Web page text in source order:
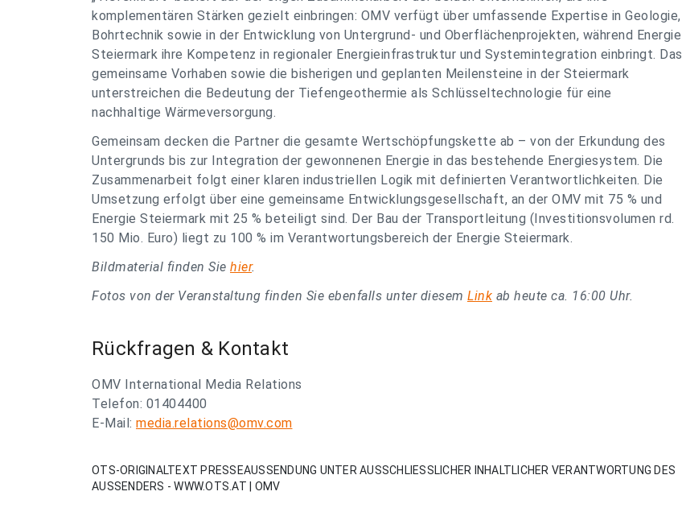
komplementären Stärken gezielt einbringen: OMV verfügt über umfassende Expertise in Geologie,
Bohrtechnik sowie in der Entwicklung von Untergrund- und Oberflächenprojekten, während Energie
Steiermark ihre Kompetenz in regionaler Energieinfrastruktur und Systemintegration einbringt. Das
gemeinsame Vorhaben sowie die bisherigen und geplanten Meilensteine in der Steiermark
unterstreichen die Bedeutung der Tiefengeothermie als Schlüsseltechnologie für eine
nachhaltige Wärmeversorgung.
Gemeinsam decken die Partner die gesamte Wertschöpfungskette ab – von der Erkundung des
Untergrunds bis zur Integration der gewonnenen Energie in das bestehende Energiesystem. Die
Zusammenarbeit folgt einer klaren industriellen Logik mit definierten Verantwortlichkeiten. Die
Umsetzung erfolgt über eine gemeinsame Entwicklungsgesellschaft, an der OMV mit 75 % und
Energie Steiermark mit 25 % beteiligt sind. Der Bau der Transportleitung (Investitionsvolumen rd.
150 Mio. Euro) liegt zu 100 % im Verantwortungsbereich der Energie Steiermark.
Bildmaterial finden Sie hier.
Fotos von der Veranstaltung finden Sie ebenfalls unter diesem Link ab heute ca. 16:00 Uhr.
Rückfragen & Kontakt
OMV International Media Relations
Telefon: 01404400
E-Mail: media.relations@omv.com
OTS-ORIGINALTEXT PRESSEAUSSENDUNG UNTER AUSSCHLIESSLICHER INHALTLICHER VERANTWORTUNG DES
AUSSENDERS - WWW.OTS.AT | OMV